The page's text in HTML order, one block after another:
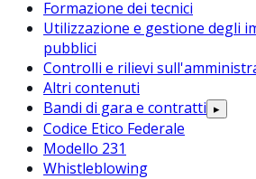
Formazione dei tecnici
Utilizzazione e gestione degli
pubblici
Controlli e rilievi
Altri contenuti
Bandi di gara e contratti ▸
Codice Etico Federale
Modello 231
Whistleblowing